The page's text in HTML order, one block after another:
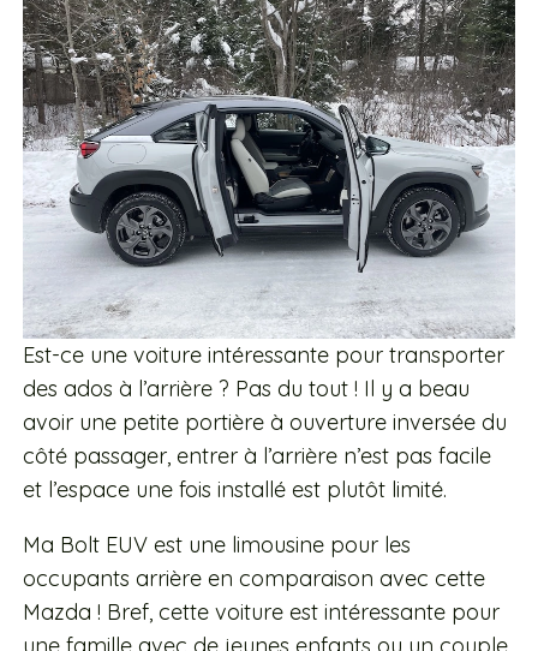
Est-ce une voiture intéressante pour transporter
des ados à l’arrière ? Pas du tout ! Il y a beau
avoir une petite portière à ouverture inversée du
côté passager, entrer à l’arrière n’est pas facile
et l’espace une fois installé est plutôt limité.
Ma Bolt EUV est une limousine pour les
occupants arrière en comparaison avec cette
Mazda ! Bref, cette voiture est intéressante pour